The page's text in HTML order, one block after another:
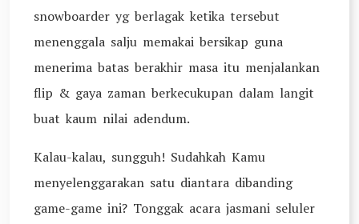
snowboarder yg berlagak ketika tersebut
menenggala salju memakai bersikap guna
menerima batas berakhir masa itu menjalankan
flip & gaya zaman berkecukupan dalam langit
buat kaum nilai adendum.
Kalau-kalau, sungguh! Sudahkah Kamu
menyelenggarakan satu diantara dibanding
game-game ini? Tonggak acara jasmani seluler